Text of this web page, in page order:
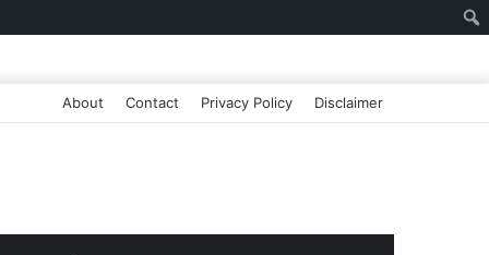
About Contact Privacy Policy Disclaimer